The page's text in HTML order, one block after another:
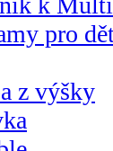
pro
z výšky